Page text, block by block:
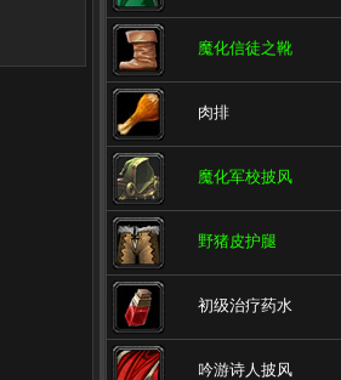
魔化信徒之靴
肉排
魔化军校披风
野猪皮护腿
初级治疗药水
吟游诗人披风